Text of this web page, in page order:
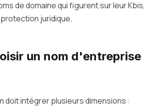
de domaine qui figurent sur leur Kbis,
juridique.
un nom d'entreprise
doit intégrer plusieurs dimensions :